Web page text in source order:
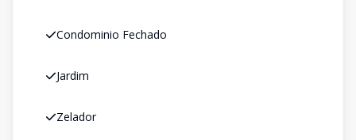
Condominio Fechado
Jardim
Zelador